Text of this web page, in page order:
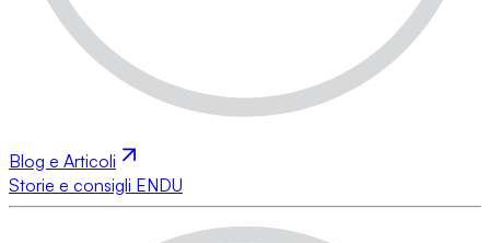
Blog e Articoli
Storie e consigli ENDU